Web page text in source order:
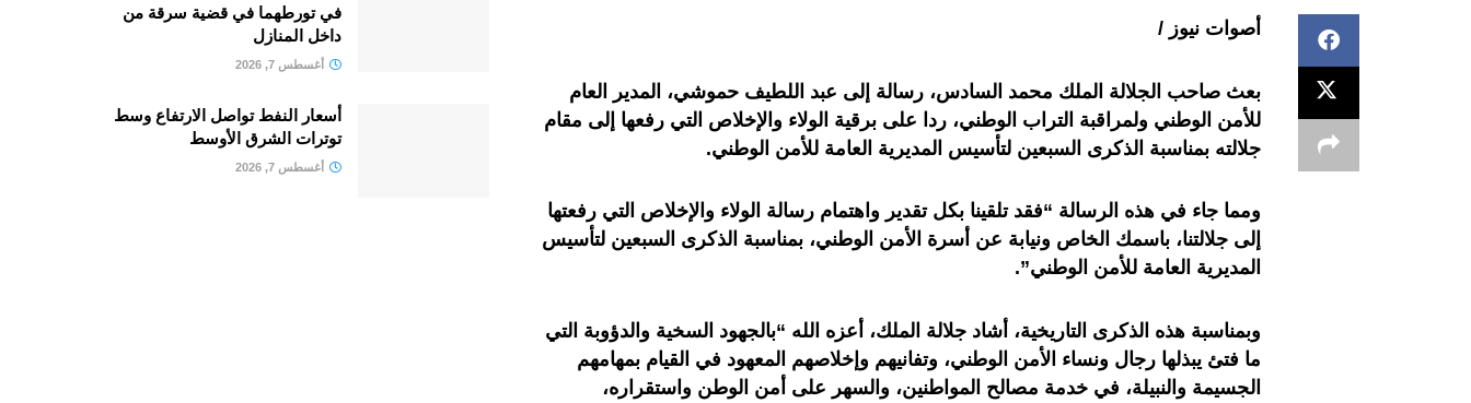
أصوات نيوز /
بعث صاحب الجلالة الملك محمد السادس، رسالة إلى عبد اللطيف حموشي، المدير العام
للأمن الوطني ولمراقبة التراب الوطني، ردا على برقية الولاء والإخلاص التي رفعها إلى مقام
جلالته بمناسبة الذكرى السبعين لتأسيس المديرية العامة للأمن الوطني.
ومما جاء في هذه الرسالة “فقد تلقينا بكل تقدير واهتمام رسالة الولاء والإخلاص التي رفعتها
إلى جلالتنا، باسمك الخاص ونيابة عن أسرة الأمن الوطني، بمناسبة الذكرى السبعين لتأسيس
المديرية العامة للأمن الوطني”.
وبمناسبة هذه الذكرى التاريخية، أشاد جلالة الملك، أعزه الله “بالجهود السخية والدؤوبة التي
ما فتئ يبذلها رجال ونساء الأمن الوطني، وتفانيهم وإخلاصهم المعهود في القيام بمهامهم
الجسيمة والنبيلة، في خدمة مصالح المواطنين، والسهر على أمن الوطن واستقراره،
في تورطهما في قضية سرقة من
داخل المنازل
أغسطس 7, 2026
أسعار النفط تواصل الارتفاع وسط
توترات الشرق الأوسط
أغسطس 7, 2026